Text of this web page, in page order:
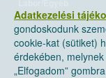
Adatkezelési
gondoskodunk
cookie-kat (sütiket)
érdekében,
„Elfogadom”